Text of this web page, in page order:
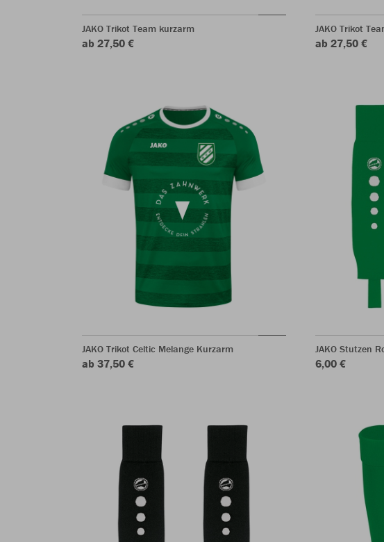
JAKO Trikot Team kurzarm
ab 27,50 €
JAKO Trikot
ab 27,50 €
JAKO Trikot Celtic Melange Kurzarm
ab 37,50 €
JAKO Stutzen
6,00 €